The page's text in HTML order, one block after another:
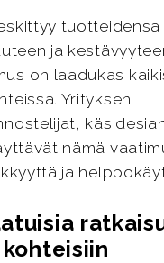
tuotteidensa
ja
on laadukas
Yrityksen
nämä
ja